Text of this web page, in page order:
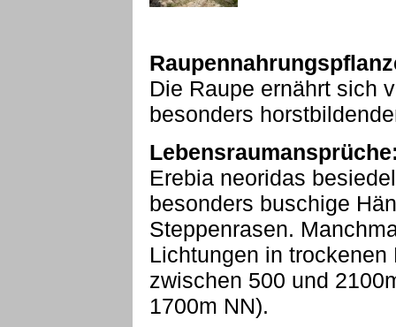
Die Raupe ernährt sich
besonders
Erebia neoridas
besonders buschige
Steppenrasen.
Lichtungen in
zwischen 500 und
1700m NN).